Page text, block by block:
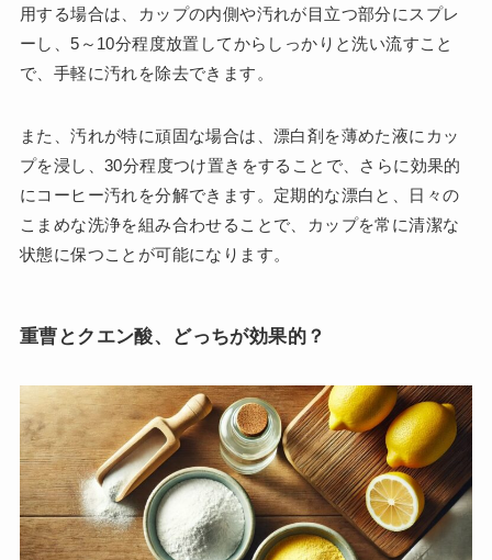
用する場合は、カップの内側や汚れが目立つ部分にスプレ
ーし、5～10分程度放置してからしっかりと洗い流すこと
で、手軽に汚れを除去できます。
また、汚れが特に頑固な場合は、漂白剤を薄めた液にカッ
プを浸し、30分程度つけ置きをすることで、さらに効果的
にコーヒー汚れを分解できます。定期的な漂白と、日々の
こまめな洗浄を組み合わせることで、カップを常に清潔な
状態に保つことが可能になります。
重曹とクエン酸、どっちが効果的？